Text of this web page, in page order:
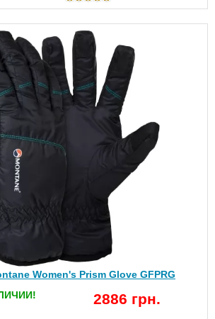
Women's Prism Glove GFPRG
2886 грн.